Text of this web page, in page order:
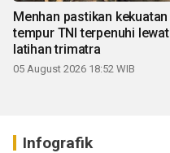
Menhan pastikan kekuatan
tempur TNI terpenuhi lewat
latihan trimatra
05 August 2026 18:52 WIB
Infografik